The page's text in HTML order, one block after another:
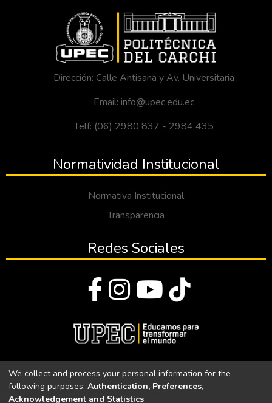
Dirección: Calle Antisana y Av. Universitaria
Email: info@upec.edu.ec
Telf: (06) 2980 837 - 2984 435
Normatividad Institucional
Normativa Institucional
Transparencia
Redes Sociales
Universidad Politécnica Estatal del Carchi
We collect and process your personal information for the
following purposes: Authentication, Preferences,
Acknowledgement and Statistics.